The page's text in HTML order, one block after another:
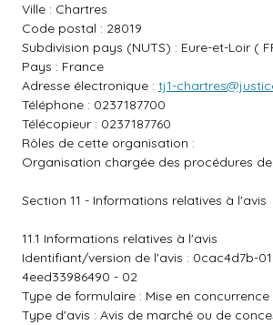
Ville : Chartres
Code postal : 28019
Subdivision pays (NUTS) : Eure-et-Loir (
Pays : France
Adresse électronique : tj1-
Téléphone : 0237187700
Télécopieur : 0237187760
Rôles de cette organisation :
Organisation chargée des procédures
Section 11 - Informations relatives à l'avis
11.1 Informations relatives à l'avis
Identifiant/version de l'avis : 0cac4d7b-
4eed33986490 - 02
Type de formulaire : Mise en concurrence
Type d'avis : Avis de marché ou de